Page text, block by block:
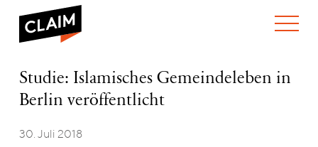
Studie:
Gemeindeleben
Berlin
Studie: Islamisches Gemeindeleben in
Berlin veröffentlicht
30. Juli 2018